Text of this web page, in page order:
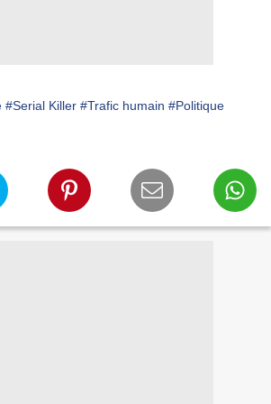
#Serial Killer #Trafic humain #Politique